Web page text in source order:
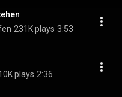
231K plays 3:53
plays 2:36